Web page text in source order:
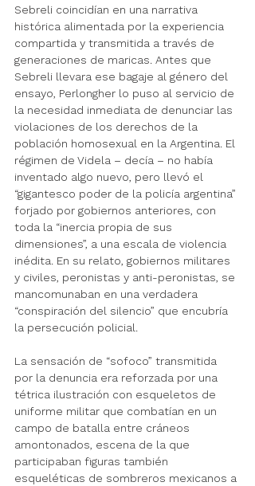
Sebreli coincidían en una narrativa
histórica alimentada por la experiencia
compartida y transmitida a través de
generaciones de maricas. Antes que
Sebreli llevara ese bagaje al género del
ensayo, Perlongher lo puso al servicio de
la necesidad inmediata de denunciar las
violaciones de los derechos de la
población homosexual en la Argentina. El
régimen de Videla – decía – no había
inventado algo nuevo, pero llevó el
“gigantesco poder de la policía argentina”
forjado por gobiernos anteriores, con
toda la “inercia propia de sus
dimensiones”, a una escala de violencia
inédita. En su relato, gobiernos militares
y civiles, peronistas y anti-peronistas, se
mancomunaban en una verdadera
“conspiración del silencio” que encubría
la persecución policial.
La sensación de “sofoco” transmitida
por la denuncia era reforzada por una
tétrica ilustración con esqueletos de
uniforme militar que combatían en un
campo de batalla entre cráneos
amontonados, escena de la que
participaban figuras también
esqueléticas de sombreros mexicanos a